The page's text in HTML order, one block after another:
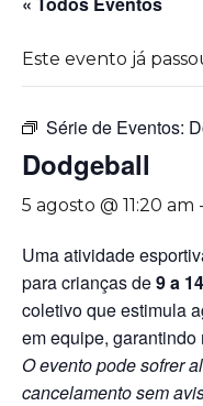
Este evento já
Série de Eventos:
Dodgeball
5 agosto @ 11:20 am -
Uma atividade
para crianças de9 a
coletivo que estimula
em equipe,
O evento pode sofrer
cancelamento sem